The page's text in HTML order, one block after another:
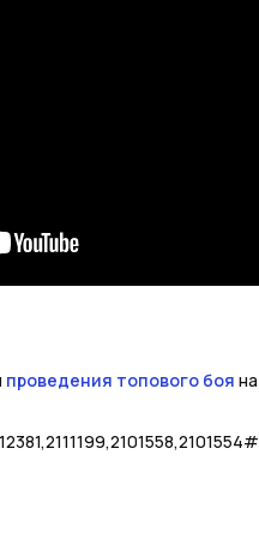
проведения топового боя